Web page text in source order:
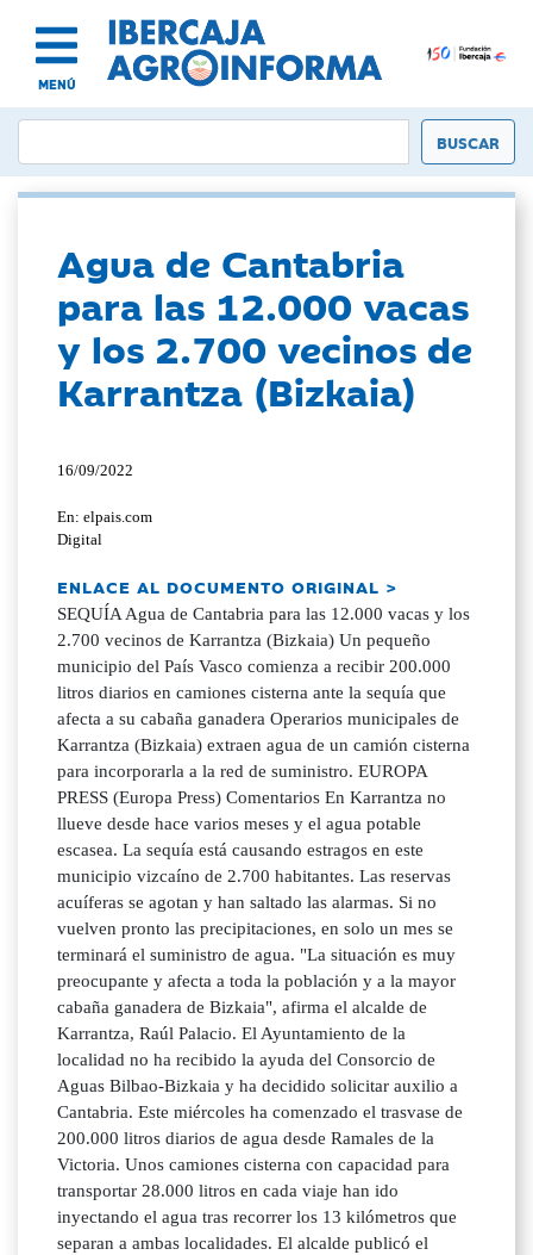
MENÚ
Agua de Cantabria
para las 12.000 vacas
y los 2.700 vecinos de
Karrantza (Bizkaia)
16/09/2022
En: elpais.com
Digital
ENLACE AL DOCUMENTO ORIGINAL >
SEQUÍA Agua de Cantabria para las 12.000 vacas y los
2.700 vecinos de Karrantza (Bizkaia) Un pequeño
municipio del País Vasco comienza a recibir 200.000
litros diarios en camiones cisterna ante la sequía que
afecta a su cabaña ganadera Operarios municipales de
Karrantza (Bizkaia) extraen agua de un camión cisterna
para incorporarla a la red de suministro. EUROPA
PRESS (Europa Press) Comentarios En Karrantza no
llueve desde hace varios meses y el agua potable
escasea. La sequía está causando estragos en este
municipio vizcaíno de 2.700 habitantes. Las reservas
acuíferas se agotan y han saltado las alarmas. Si no
vuelven pronto las precipitaciones, en solo un mes se
terminará el suministro de agua. "La situación es muy
preocupante y afecta a toda la población y a la mayor
cabaña ganadera de Bizkaia", afirma el alcalde de
Karrantza, Raúl Palacio. El Ayuntamiento de la
localidad no ha recibido la ayuda del Consorcio de
Aguas Bilbao-Bizkaia y ha decidido solicitar auxilio a
Cantabria. Este miércoles ha comenzado el trasvase de
200.000 litros diarios de agua desde Ramales de la
Victoria. Unos camiones cisterna con capacidad para
transportar 28.000 litros en cada viaje han ido
inyectando el agua tras recorrer los 13 kilómetros que
separan a ambas localidades. El alcalde publicó el